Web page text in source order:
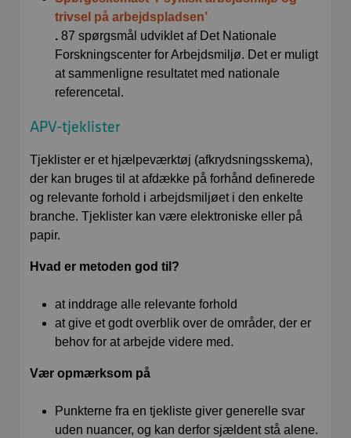
trivsel på arbejdspladsen’
. 87 spørgsmål udviklet af Det Nationale
Forskningscenter for Arbejdsmiljø. Det er muligt
at sammenligne resultatet med nationale
referencetal.
APV-tjeklister
Tjeklister er et hjælpeværktøj (afkrydsningsskema),
der kan bruges til at afdække på forhånd definerede
og relevante forhold i arbejdsmiljøet i den enkelte
branche. Tjeklister kan være elektroniske eller på
papir.
Hvad er metoden god til?
at inddrage alle relevante forhold
at give et godt overblik over de områder, der er
behov for at arbejde videre med.
Vær opmærksom på
Punkterne fra en tjekliste giver generelle svar
uden nuancer, og kan derfor sjældent stå alene.